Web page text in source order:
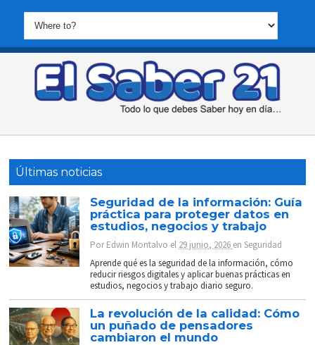
Últimas noticias
Seguridad de la información: Guía
práctica para proteger datos en
estudios, negocios y trabajo
PorEdwin Montalvo el 29 junio, 2026 enSeguridad
Aprende qué es la seguridad de la información, cómo
reducir riesgos digitales y aplicar buenas prácticas en
estudios, negocios y trabajo diario seguro.
La revolución de la calidad: Cómo
un puñado de pensadores
cambiaron el mundo